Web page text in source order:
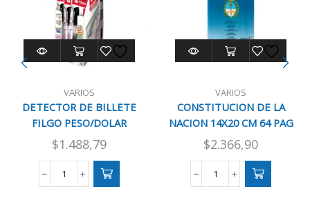
VARIOS
DETECTOR DE BILLETE
FILGO PESO/DOLAR
$1.488,79
DETECTOR
VARIOS
CONSTITUCION DE LA
NACION 14X20 CM 64 PAG
$2.366,90
CONSTITUCION